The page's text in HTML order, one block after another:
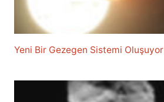
Yeni Bir Gezegen Sistemi Oluşuyor